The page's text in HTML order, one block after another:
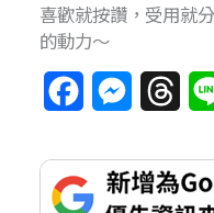
喜歡就按讚，受用就
的動力～
s
r